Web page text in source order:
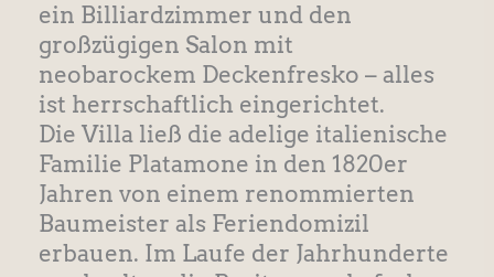
ein Billiardzimmer und den
großzügigen Salon mit
neobarockem Deckenfresko – alles
ist herrschaftlich eingerichtet.
Die Villa ließ die adelige italienische
Familie Platamone in den 1820er
Jahren von einem renommierten
Baumeister als Feriendomizil
erbauen. Im Laufe der Jahrhunderte